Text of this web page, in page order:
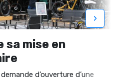
sa mise en
d’ouverture d’une
›